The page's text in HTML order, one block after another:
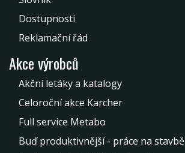
Dostupnosti
Reklamační řád
Akce výrobců
Akční letáky a katalogy
Celoroční akce Karcher
Full service Metabo
Buď produktivnější - práce na stavbě